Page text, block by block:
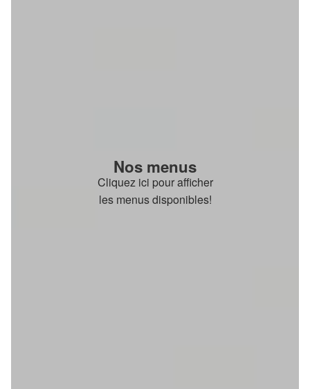
Nos menus
Cliquez ici pour afficher
les menus disponibles!